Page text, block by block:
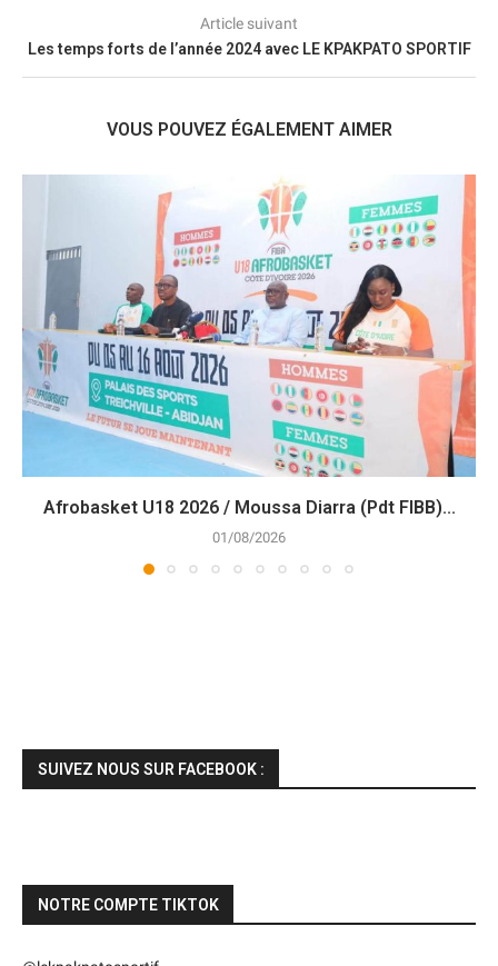
Article suivant
Les temps forts de l’année 2024 avec LE KPAKPATO SPORTIF
VOUS POUVEZ ÉGALEMENT AIMER
Afrobasket U18 2026 / Moussa Diarra (Pdt FIBB)...
01/08/2026
SUIVEZ NOUS SUR FACEBOOK :
NOTRE COMPTE TIKTOK